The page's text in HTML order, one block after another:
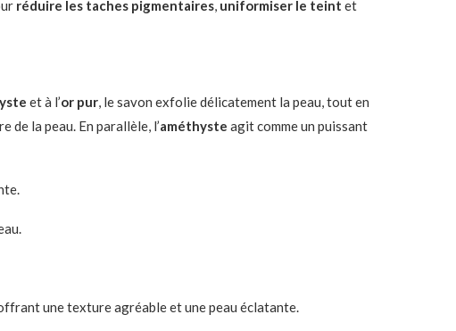
réduire les taches pigmentaires, uniformiser le teint et
et à l’or pur, le savon exfolie délicatement la peau, tout en
la peau. En parallèle, l’améthyste agit comme un puissant
une texture agréable et une peau éclatante.